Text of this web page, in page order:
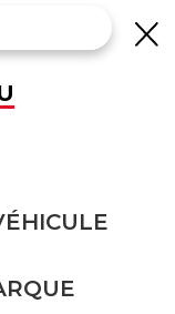
dans nos
effort avec